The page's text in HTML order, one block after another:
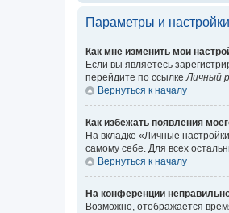
Параметры и
Как мне изменить мои
Если вы являетесь
перейдите по ссылкеЛичный
Вернуться к началу
Как избежать появления
На вкладке «Личные
самому себе. Для всех
Вернуться к началу
На конференции
Возможно, отображается